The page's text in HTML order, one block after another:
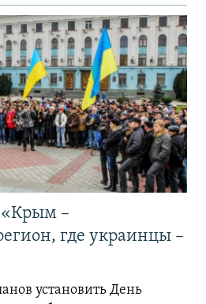
–
где украинцы –
установить День